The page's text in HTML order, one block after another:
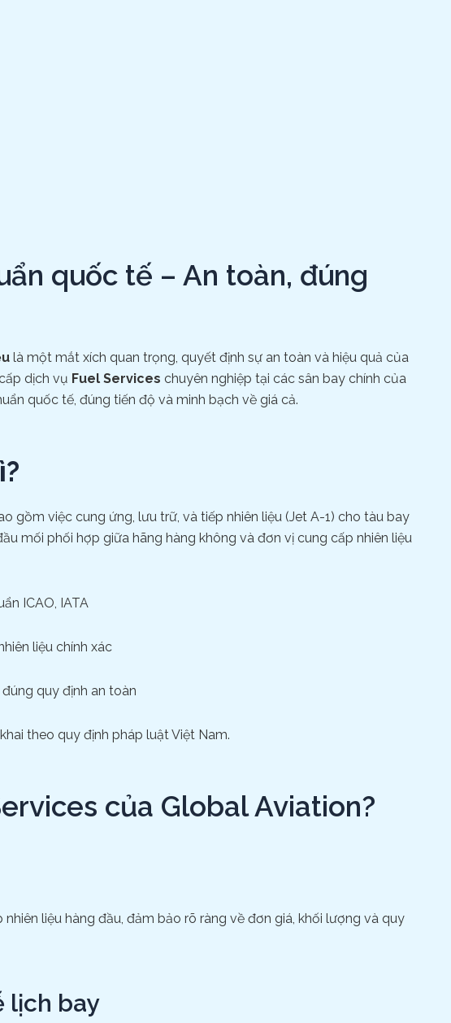
quốc tế – An toàn, đúng
là một mắt xích quan trọng, quyết định sự an toàn và hiệu quả của
dịch vụ Fuel Services chuyên nghiệp tại các sân bay chính của
quốc tế, đúng tiến độ và minh bạch về giá cả.
gồm việc cung ứng, lưu trữ, và tiếp nhiên liệu (Jet A-1) cho tàu bay
mối phối hợp giữa hãng hàng không và đơn vị cung cấp nhiên liệu
ICAO, IATA
liệu chính xác
quy định an toàn
theo quy định pháp luật Việt Nam.
của Global Aviation?
liệu hàng đầu, đảm bảo rõ ràng về đơn giá, khối lượng và quy
lịch bay